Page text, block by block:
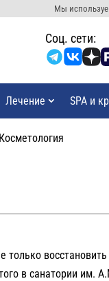
Мы
Cоц. сети:
Лечение SPA и
Косметология
в санатории им.